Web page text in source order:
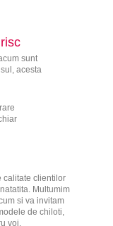
sunt
acesta
clientilor
Multumim
si va invitam
de chiloti,
voi.